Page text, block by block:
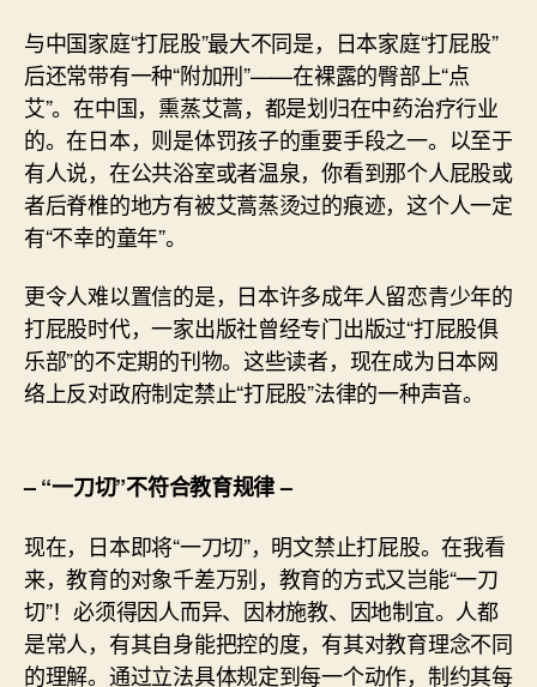
与中国家庭“打屁股”最大不同是，日本家庭“打屁股”
后还常带有一种“附加刑”——在裸露的臀部上“点
艾”。在中国，熏蒸艾蒿，都是划归在中药治疗行业
的。在日本，则是体罚孩子的重要手段之一。以至于
有人说，在公共浴室或者温泉，你看到那个人屁股或
者后脊椎的地方有被艾蒿蒸烫过的痕迹，这个人一定
有“不幸的童年”。
更令人难以置信的是，日本许多成年人留恋青少年的
打屁股时代，一家出版社曾经专门出版过“打屁股俱
乐部”的不定期的刊物。这些读者，现在成为日本网
络上反对政府制定禁止“打屁股”法律的一种声音。
– “一刀切”不符合教育规律 –
现在，日本即将“一刀切”，明文禁止打屁股。在我看
来，教育的对象千差万别，教育的方式又岂能“一刀
切”！必须得因人而异、因材施教、因地制宜。人都
是常人，有其自身能把控的度，有其对教育理念不同
的理解。通过立法具体规定到每一个动作，制约其每